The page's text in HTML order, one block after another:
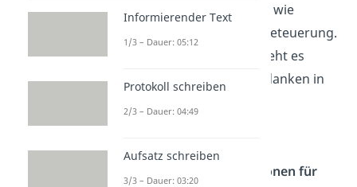
und bedeutet soviel wie
Versicherung und Beteuerung.
Bei Affirmationen geht es
darum, positive Gedanken in
Was sind Affirmationen für
Informierender Text
1/3 – Dauer: 05:12
Protokoll schreiben
2/3 – Dauer: 04:49
Aufsatz schreiben
3/3 – Dauer: 03:20